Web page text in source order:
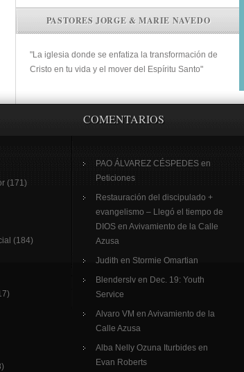
PASTORES JORGE & MARIE NAVEDO
"La iglesia donde se enfatiza la transformación de
Cristo en tu vida y el mover del Espíritu Santo"
(171)
(184)
COMENTARIOS
PAO ÁLVAREZ CÉSPEDES en
Peticiones
Restauración del discipulado +
evangelismo – Llegó el tiempo de
DIOS en Avivamiento de la Calle
Azusa
Judith en Stormie Omartian
Blenderslv en Dec. 19: Youth
Service
Alvaro VM en Avivamiento de la
Calle Azusa
Alba Nelly Ozuna Iturbides en
Evan Roberts